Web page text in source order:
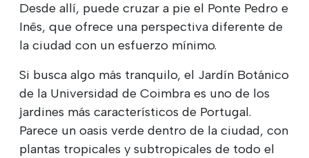
Desde allí, puede cruzar a pie el Ponte Pedro e
Inês, que ofrece una perspectiva diferente de
la ciudad con un esfuerzo mínimo.
Si busca algo más tranquilo, el Jardín Botánico
de la Universidad de Coimbra es uno de los
jardines más característicos de Portugal.
Parece un oasis verde dentro de la ciudad, con
plantas tropicales y subtropicales de todo el